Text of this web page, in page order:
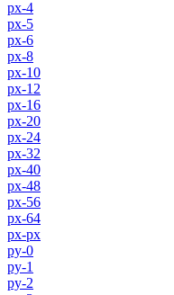
px-4
px-5
px-6
px-8
px-10
px-12
px-16
px-20
px-24
px-32
px-40
px-48
px-56
px-64
px-px
py-0
py-1
py-2